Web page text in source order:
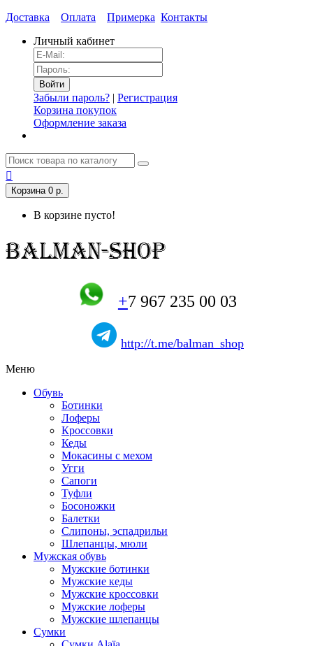
Доставка Оплата Примерка Контакты
Личный кабинет
Забыли пароль? | Регистрация
Корзина покупок
Оформление заказа
Корзина 0 р.
В корзине пусто!
+7 967 235 00 03
http://t.me/balman_shop
Меню
Обувь
Ботинки
Лоферы
Кроссовки
Кеды
Мокасины с мехом
Угги
Сапоги
Туфли
Босоножки
Балетки
Слипоны, эспадрильи
Шлепанцы, мюли
Мужская обувь
Мужские ботинки
Мужские кеды
Мужские кроссовки
Мужские лоферы
Мужские шлепанцы
Сумки